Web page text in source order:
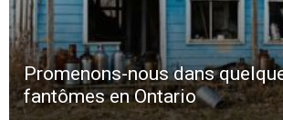
Promenons-nous dans
fantômes en Ontario